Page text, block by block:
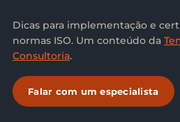
Dicas para implementação e
normas ISO. Um conteúdo da
Consultoria.
Falar com um especialista